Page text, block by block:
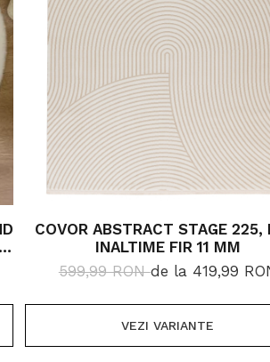
COVOR ABSTRACT STAGE 225,
INALTIME FIR 11 MM
599,99 RONde la 419,99
VEZI VARIANTE